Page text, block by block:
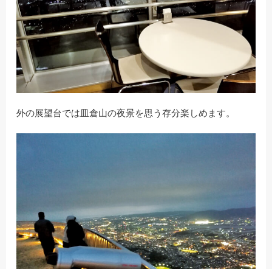
外の展望台では皿倉山の夜景を思う存分楽しめます。